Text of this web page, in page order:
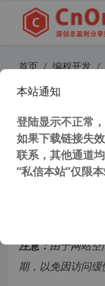
首页 编程开发
WordPres
对象缓存
46,518 次浏览次
注意：由于网站空
期，以免因访问缓
本站通知
登陆显示不正常
如果下载链接失
联系，其他通道
“私信本站”仅限